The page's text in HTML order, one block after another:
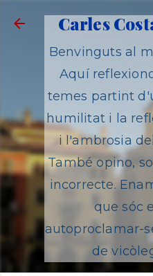
Salta al
Carles
Benvinguts al
Aquí
temes partint
humilitat i la
i l'ambrosia
També opino,
incorrecte.
que sóc
autoproclamar-
de